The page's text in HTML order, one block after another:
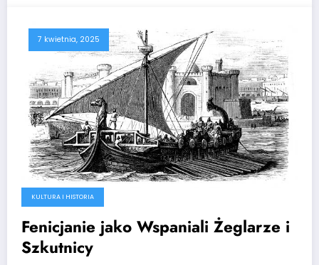
7 kwietnia, 2025
KULTURA I HISTORIA
Fenicjanie jako Wspaniali Żeglarze i
Szkutnicy